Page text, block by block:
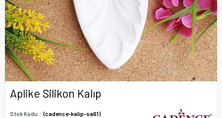
Aplike Silikon Kalıp
Stok Kodu (cadence-kalip-sa61)